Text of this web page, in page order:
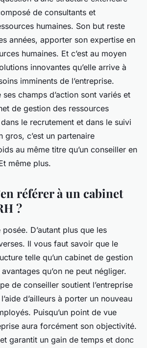
de consultants et
humaines. Son but reste
années, apporter son expertise en
humaines. Et c’est au moyen
innovantes qu’elle arrive à
imminents de l’entreprise.
ses champs d’action sont variés et
de gestion des ressources
le recrutement et dans le suivi
gros, c’est un partenaire
au même titre qu’un conseiller en
même plus.
référer à un cabinet
?
D’autant plus que les
Il vous faut savoir que le
telle qu’un cabinet de gestion
qu’on ne peut négliger.
de conseiller soutient l’entreprise
d’ailleurs à porter un nouveau
Puisqu’un point de vue
aura forcément son objectivité.
garantit un gain de temps et donc